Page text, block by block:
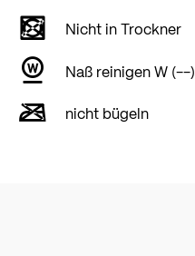
Nicht in Trockner
Naß reinigen W (--)
nicht bügeln